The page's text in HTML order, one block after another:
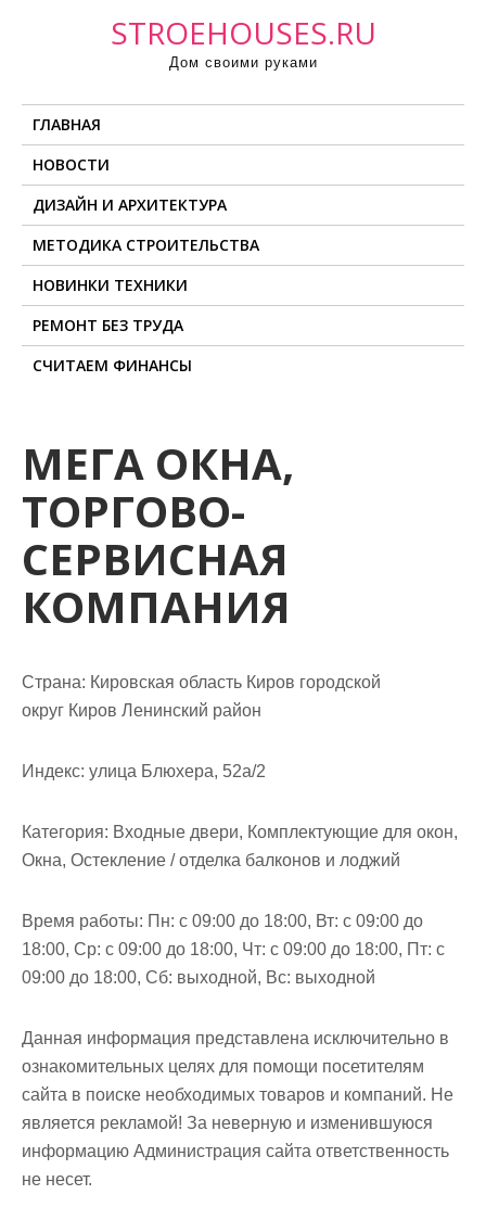
STROEHOUSES.RU
Дом своими руками
ГЛАВНАЯ
НОВОСТИ
ДИЗАЙН И АРХИТЕКТУРА
МЕТОДИКА СТРОИТЕЛЬСТВА
НОВИНКИ ТЕХНИКИ
РЕМОНТ БЕЗ ТРУДА
СЧИТАЕМ ФИНАНСЫ
МЕГА ОКНА,
ТОРГОВО-
СЕРВИСНАЯ
КОМПАНИЯ
Страна: Кировская область Киров городской
округ Киров Ленинский район
Индекс: улица Блюхера, 52а/2
Категория: Входные двери, Комплектующие для окон,
Окна, Остекление / отделка балконов и лоджий
Время работы: Пн: с 09:00 до 18:00, Вт: с 09:00 до
18:00, Ср: с 09:00 до 18:00, Чт: с 09:00 до 18:00, Пт: с
09:00 до 18:00, Сб: выходной, Вс: выходной
Данная информация представлена исключительно в
ознакомительных целях для помощи посетителям
сайта в поиске необходимых товаров и компаний. Не
является рекламой! За неверную и изменившуюся
информацию Администрация сайта ответственность
не несет.